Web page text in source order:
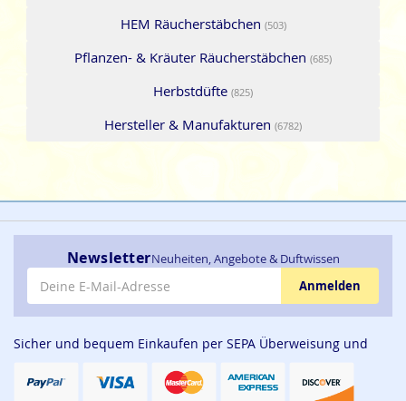
HEM Räucherstäbchen (503)
Pflanzen- & Kräuter Räucherstäbchen (685)
Herbstdüfte (825)
Hersteller & Manufakturen (6782)
NewsletterNeuheiten, Angebote & Duftwissen
E-Mail-Adresse
Anmelden
Sicher und bequem Einkaufen per SEPA Überweisung und